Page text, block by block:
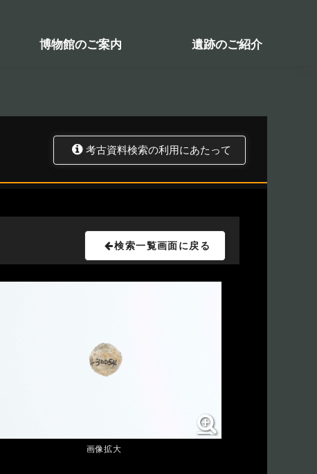
博物館のご案内 遺跡のご紹介
トップ 資料データベース 考古資料検索
考古資料検索の利用にあたって
検索一覧画面に戻る